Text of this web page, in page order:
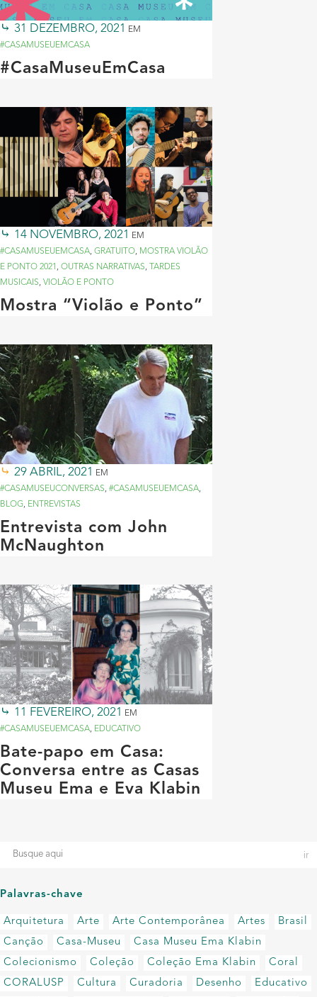
31 DEZEMBRO, 2021
EM
#CASAMUSEUEMCASA
#CasaMuseuEmCasa
14 NOVEMBRO, 2021
EM
#CASAMUSEUEMCASA, GRATUITO, MOSTRA VIOLÃO
E PONTO 2021 , OUTRAS NARRATIVAS,
TARDES
MUSICAIS, VIOLÃO E PONTO
Mostra “Violão e Ponto”
29 ABRIL, 2021
EM
#CASAMUSEUCONVERSAS, #CASAMUSEUEMCASA,
BLOG, ENTREVISTAS
Entrevista com John
McNaughton
11 FEVEREIRO, 2021
EM
#CASAMUSEUEMCASA, EDUCATIVO
Bate-papo em Casa:
Conversa entre as Casas
Museu Ema e Eva Klabin
Palavras-chave
Arquitetura Arte Arte Contemporânea Artes
Brasil
Canção
Casa-Museu
Casa Museu Ema Klabin
Colecionismo
Coleção Coleção Ema Klabin
Coral
CORALUSP
Cultura Curadoria Desenho
Educativo